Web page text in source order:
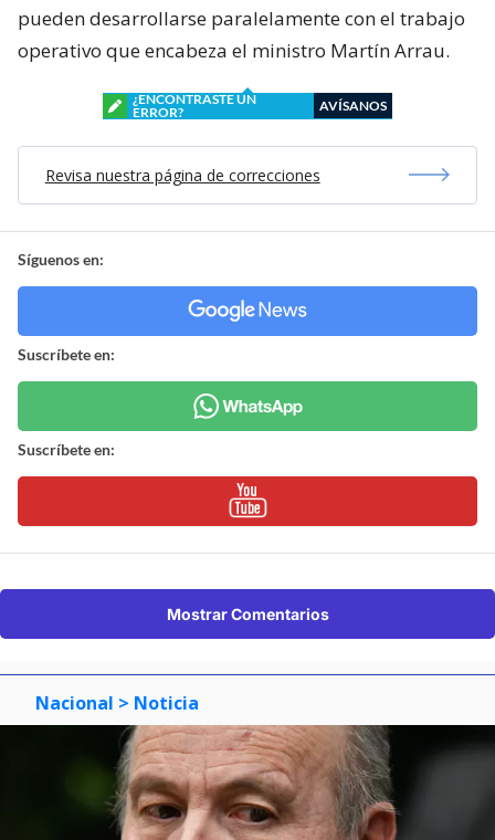
pueden desarrollarse paralelamente con el trabajo
operativo que encabeza el ministro Martín Arrau.
¿ENCONTRASTE UN
ERROR?
AVÍSANOS
Revisa nuestra página de correcciones
Síguenos en:
Suscríbete en:
Suscríbete en:
Mostrar Comentarios
Nacional > Noticia